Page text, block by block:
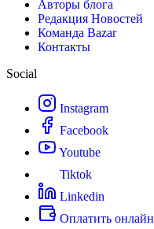
Авторы блога
Редакция Новостей
Команда Bazar
Контакты
Social
Instagram
Facebook
Youtube
Tiktok
Linkedin
Оплатить онлайн